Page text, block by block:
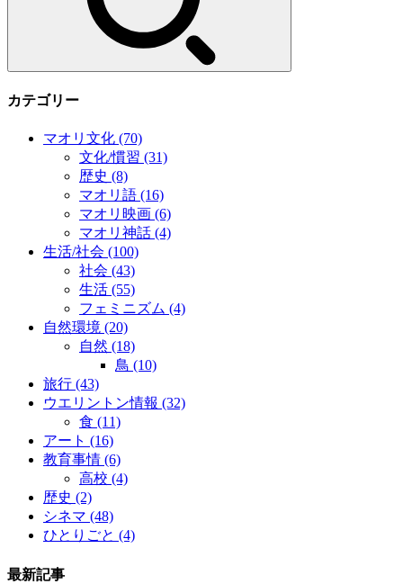
カテゴリー
マオリ文化 (70)
文化/慣習 (31)
歴史 (8)
マオリ語 (16)
マオリ映画 (6)
マオリ神話 (4)
生活/社会 (100)
社会 (43)
生活 (55)
フェミニズム (4)
自然環境 (20)
自然 (18)
鳥 (10)
旅行 (43)
ウエリントン情報 (32)
食 (11)
アート (16)
教育事情 (6)
高校 (4)
歴史 (2)
シネマ (48)
ひとりごと (4)
最新記事